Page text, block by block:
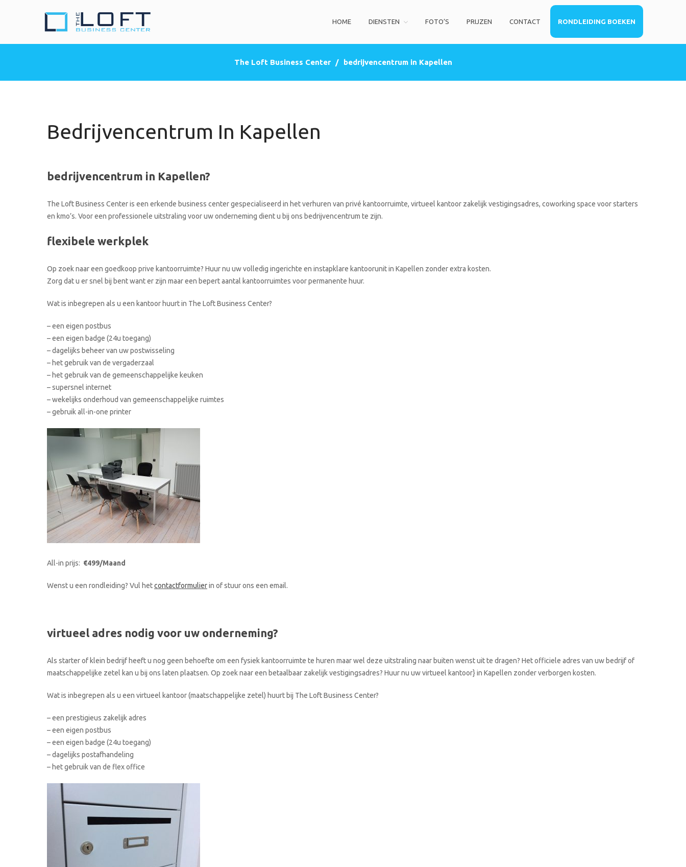
PRIJZEN
HOME DIENSTEN FOTO’S PRIJZEN CONTACT RONDLEIDING BOEKEN
The Loft Business Center / bedrijvencentrum in Kapellen
Bedrijvencentrum In Kapellen
bedrijvencentrum in Kapellen?
The Loft Business Center is een erkende business center gespecialiseerd in het verhuren van privé kantoorruimte, virtueel kantoor zakelijk vestigingsadres, coworking space voor starters
en kmo’s. Voor een professionele uitstraling voor uw onderneming dient u bij ons bedrijvencentrum te zijn.
flexibele werkplek
Op zoek naar een goedkoop prive kantoorruimte? Huur nu uw volledig ingerichte en instapklare kantoorunit in Kapellen zonder extra kosten.
Zorg dat u er snel bij bent want er zijn maar een bepert aantal kantoorruimtes voor permanente huur.
Wat is inbegrepen als u een kantoor huurt in The Loft Business Center?
– een eigen postbus
– een eigen badge (24u toegang)
– dagelijks beheer van uw postwisseling
– het gebruik van de vergaderzaal
– het gebruik van de gemeenschappelijke keuken
– supersnel internet
– wekelijks onderhoud van gemeenschappelijke ruimtes
– gebruik all-in-one printer
All-in prijs: €499/Maand
Wenst u een rondleiding? Vul hetcontactformulierin of stuur ons een email.
virtueel adres nodig voor uw onderneming?
Als starter of klein bedrijf heeft u nog geen behoefte om een fysiek kantoorruimte te huren maar wel deze uitstraling naar buiten wenst uit te dragen? Het officiele adres van uw bedrijf of
maatschappelijke zetel kan u bij ons laten plaatsen. Op zoek naar een betaalbaar zakelijk vestigingsadres? Huur nu uw virtueel kantoor} in Kapellen zonder verborgen kosten.
Wat is inbegrepen als u een virtueel kantoor (maatschappelijke zetel) huurt bij The Loft Business Center?
– een prestigieus zakelijk adres
– een eigen postbus
– een eigen badge (24u toegang)
– dagelijks postafhandeling
– het gebruik van de flex office